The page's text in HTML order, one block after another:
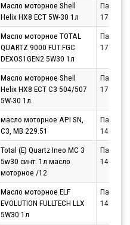
Масло моторное Shell
Helix HX8 ECT 5W-30 1л
Партнёр
Масло моторное TOTAL
QUARTZ 9000 FUT.FGC
DEXOS1GEN2 5W30 1л
Партнёр
Масло моторное Shell
Helix HX8 ECT C3 504/507
5W-30 1л.
Партнёр
масло моторное API SN,
C3, MB 229.51
Партнёр
Total (E) Quartz Ineo MC 3
5w30 синт. 1л масло
моторное /12
Партнёр
Масло моторное ELF
EVOLUTION FULLTECH LLX
5W30 1л
Партнёр